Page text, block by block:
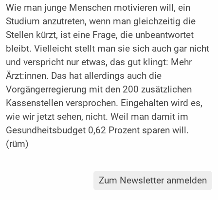
Wie man junge Menschen motivieren will, ein
Studium anzutreten, wenn man gleichzeitig die
Stellen kürzt, ist eine Frage, die unbeantwortet
bleibt. Vielleicht stellt man sie sich auch gar nicht
und verspricht nur etwas, das gut klingt: Mehr
Ärzt:innen. Das hat allerdings auch die
Vorgängerregierung mit den 200 zusätzlichen
Kassenstellen versprochen. Eingehalten wird es,
wie wir jetzt sehen, nicht. Weil man damit im
Gesundheitsbudget 0,62 Prozent sparen will.
(rüm)
Zum Newsletter anmelden